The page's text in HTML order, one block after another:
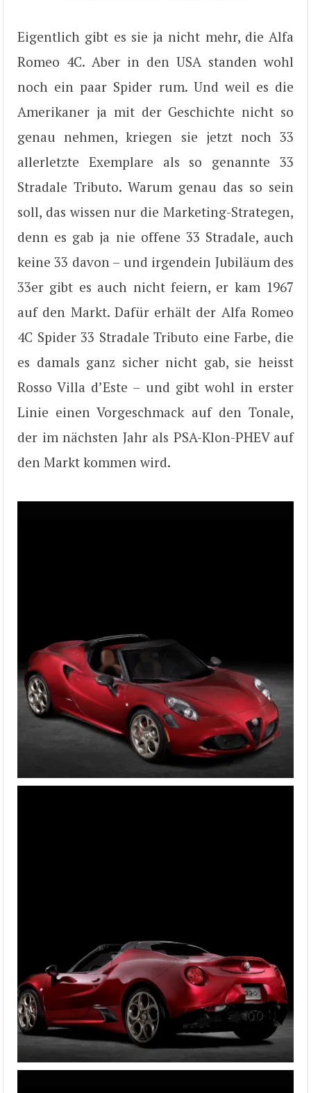
Eigentlich gibt es sie ja nicht mehr, die Alfa
Romeo 4C. Aber in den USA standen wohl
noch ein paar Spider rum. Und weil es die
Amerikaner ja mit der Geschichte nicht so
genau nehmen, kriegen sie jetzt noch 33
allerletzte Exemplare als so genannte 33
Stradale Tributo. Warum genau das so sein
soll, das wissen nur die Marketing-Strategen,
denn es gab ja nie offene 33 Stradale, auch
keine 33 davon – und irgendein Jubiläum des
33er gibt es auch nicht feiern, er kam 1967
auf den Markt. Dafür erhält der Alfa Romeo
4C Spider 33 Stradale Tributo eine Farbe, die
es damals ganz sicher nicht gab, sie heisst
Rosso Villa d’Este – und gibt wohl in erster
Linie einen Vorgeschmack auf den Tonale,
der im nächsten Jahr als PSA-Klon-PHEV auf
den Markt kommen wird.